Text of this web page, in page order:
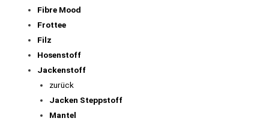
Fibre Mood
Frottee
Filz
Hosenstoff
Jackenstoff
zurück
Jacken Steppstoff
Mantel